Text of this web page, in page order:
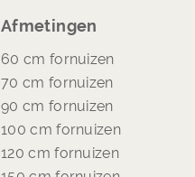
Afmetingen
60 cm fornuizen
70 cm fornuizen
90 cm fornuizen
100 cm fornuizen
120 cm fornuizen